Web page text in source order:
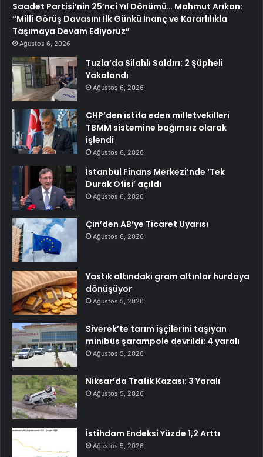
Saadet Partisi’nin 25’nci Yıl Dönümü… Mahmut Arıkan:
“Millî Görüş Davasını İlk Günkü İnanç ve Kararlılıkla
Taşımaya Devam Ediyoruz”
Ağustos 6, 2026
Tuzla’da Silahlı Saldırı: 2 Şüpheli
Yakalandı
Ağustos 6, 2026
CHP’den istifa eden milletvekilleri
TBMM sistemine bağımsız olarak
işlendi
Ağustos 6, 2026
İstanbul Finans Merkezi’nde ‘Tek
Durak Ofisi’ açıldı
Ağustos 6, 2026
Çin’den AB’ye Ticaret Uyarısı
Ağustos 6, 2026
Yastık altındaki gram altınlar hurdaya
dönüşüyor
Ağustos 5, 2026
Siverek’te tarım işçilerini taşıyan
minibüs şarampole devrildi: 4 yaralı
Ağustos 5, 2026
Niksar’da Trafik Kazası: 3 Yaralı
Ağustos 5, 2026
İstihdam Endeksi Yüzde 1,2 Arttı
Ağustos 5, 2026